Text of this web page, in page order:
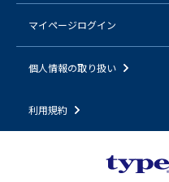
マイページログイン
個人情報の取り扱い
利用規約